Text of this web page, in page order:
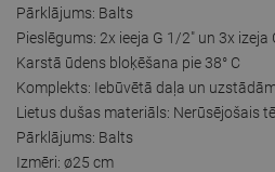
Pārklājums: Balts
Pieslēgums: 2x ieeja G 1/2" un 3x izeja
Karstā ūdens bloķēšana pie 38° C
Komplekts: Iebūvētā daļa un
Lietus dušas materiāls: Nerūsējošais
Pārklājums: Balts
Izmēri: ø25 cm